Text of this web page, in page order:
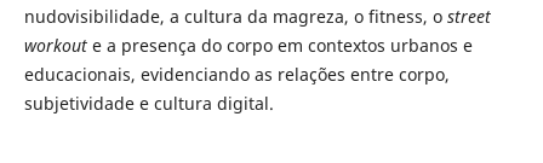
nudovisibilidade, a cultura da magreza, o fitness, o street
workoute a presença do corpo em contextos urbanos e
educacionais, evidenciando as relações entre corpo,
subjetividade e cultura digital.